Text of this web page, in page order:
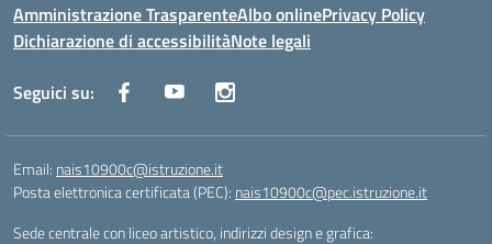
Amministrazione TrasparenteAlbo onlinePrivacy Policy
Dichiarazione di accessibilitàNote legali
Seguici su:
Email: nais10900c@istruzione.it
Posta elettronica certificata (PEC): nais10900c@pec.istruzione.it
Sede centrale con liceo artistico, indirizzi design e grafica: